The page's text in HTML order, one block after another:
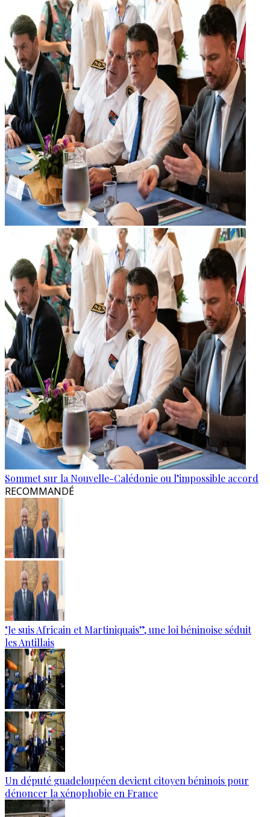
Sommet sur la Nouvelle-Calédonie ou l’impossible accord
RECOMMANDÉ
"Je suis Africain et Martiniquais”, une loi béninoise séduit
les Antillais
Un député guadeloupéen devient citoyen béninois pour
dénoncer la xénophobie en France